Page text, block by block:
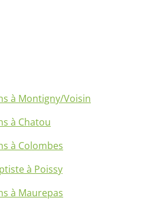
à Montigny/Voisin
à Chatou
à Colombes
à Poissy
à Maurepas